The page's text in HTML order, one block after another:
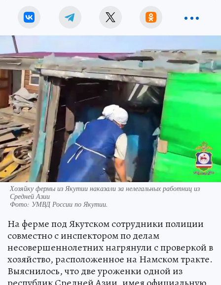
Хозяйку фермы из Якутии наказали за нелегальных работниц из
Средней Азии
Фото: УМВД России по Якутии.
На ферме под Якутском сотрудники полиции
совместно с инспектором по делам
несовершеннолетних нагрянули с проверкой в
хозяйство, расположенное на Намском тракте.
Выяснилось, что две уроженки одной из